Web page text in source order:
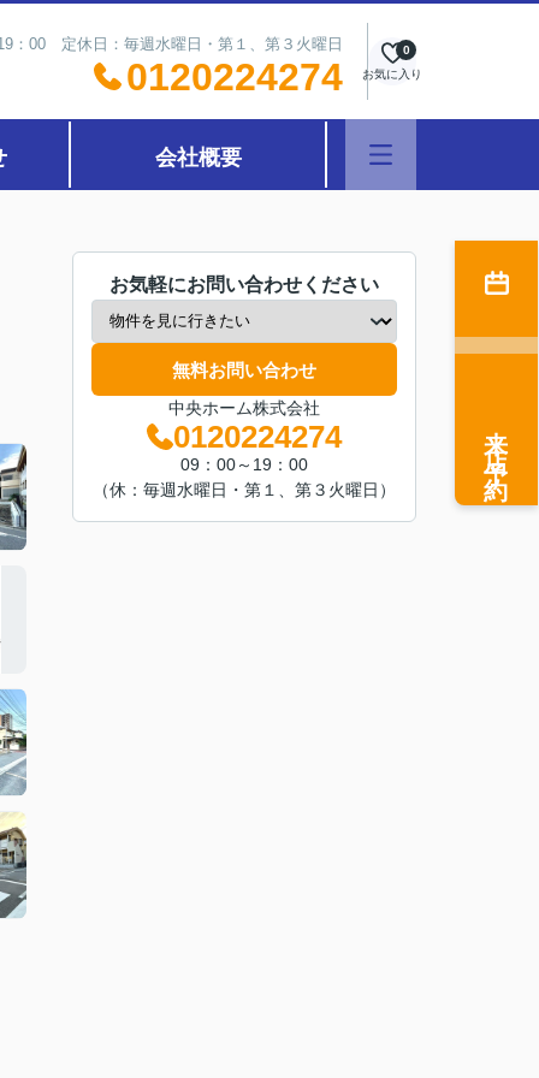
：00 定休日：毎週水曜日・第１、第３火曜日
0120224274 お気に入り
0
会社概要
お気軽にお問い合わせください
無料お問い合わせ
中央ホーム株式会社
0120224274
09：00～19：00
（休：毎週水曜日・第１、第３火曜日）
来店予約